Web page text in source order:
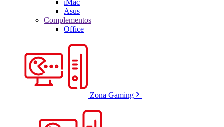
iMac
Asus
Complementos
Office
Zona Gaming